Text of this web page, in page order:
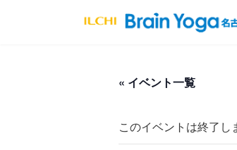
« イベント一覧
このイベントは終了し